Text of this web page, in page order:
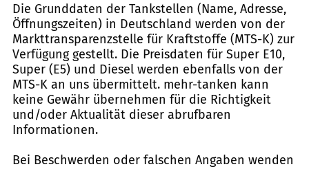
Die Grunddaten der Tankstellen (Name, Adresse,
Öffnungszeiten) in Deutschland werden von der
Markttransparenzstelle für Kraftstoffe (MTS-K) zur
Verfügung gestellt. Die Preisdaten für Super E10,
Super (E5) und Diesel werden ebenfalls von der
MTS-K an uns übermittelt. mehr-tanken kann
keine Gewähr übernehmen für die Richtigkeit
und/oder Aktualität dieser abrufbaren
Informationen.
Bei Beschwerden oder falschen Angaben wenden